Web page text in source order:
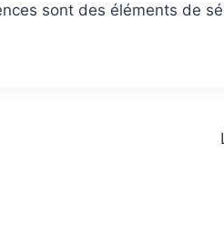
sont des éléments de